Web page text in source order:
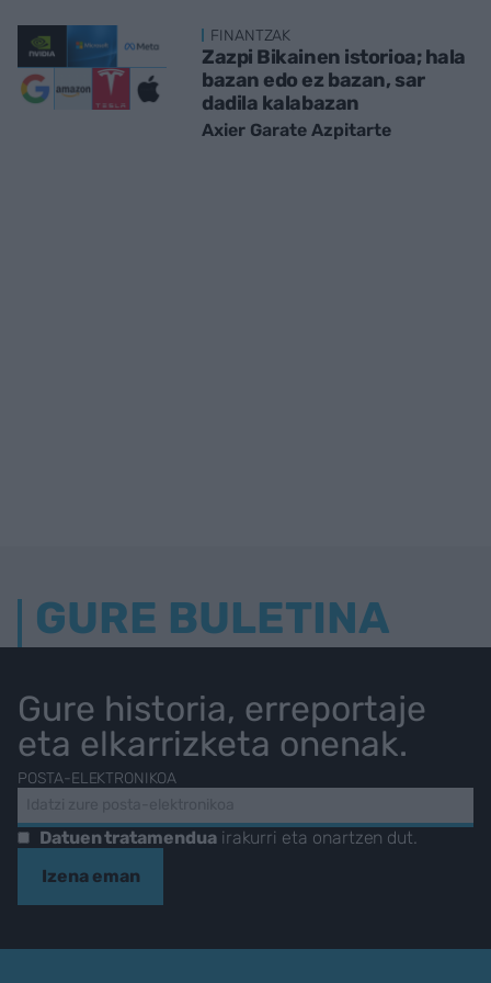
FINANTZAK
Zazpi Bikainen istorioa; hala
bazan edo ez bazan, sar
dadila kalabazan
Axier Garate Azpitarte
GURE BULETINA
Gure historia, erreportaje
eta elkarrizketa onenak.
POSTA-ELEKTRONIKOA
Datuen tratamenduairakurri eta onartzen dut.
Izena eman